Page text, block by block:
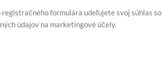
formulára udeľujete svoj súhlas so
údajov na marketingové účely.